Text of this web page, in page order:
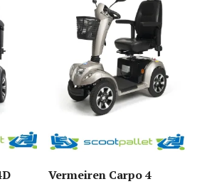
Vermeiren Carpo 4